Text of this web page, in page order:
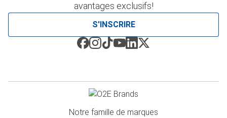
avantages exclusifs!
S'INSCRIRE
Notre famille de marques